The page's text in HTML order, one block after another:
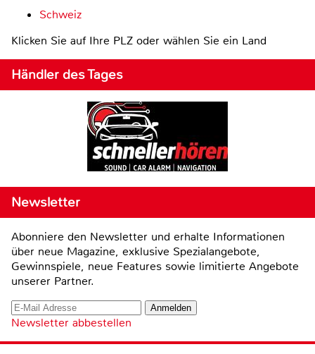
Schweiz
Klicken Sie auf Ihre PLZ oder wählen Sie ein Land
Händler des Tages
Newsletter
Abonniere den Newsletter und erhalte Informationen
über neue Magazine, exklusive Spezialangebote,
Gewinnspiele, neue Features sowie limitierte Angebote
unserer Partner.
Newsletter abbestellen